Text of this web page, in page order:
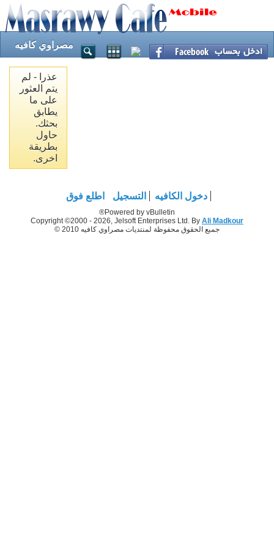
مصراوي كافيه
عذرا - لم
يتم العثور
على ما
يطابق
بحثك.
حاول
بطريقة
اخرى.
دخول الكافيه التسجيل اطلع فوق
Powered by vBulletin®
Copyright ©2000 - 2026, Jelsoft Enterprises Ltd. By Ali Madkour
جميع الحقوق محفوظة لمنتديات مصراوي كافيه 2010 ©